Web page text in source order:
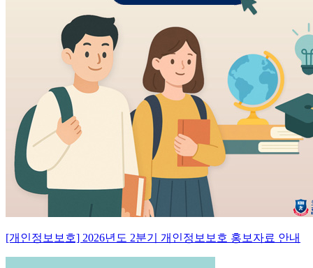
[개인정보보호] 2026년도 2분기 개인정보보호 홍보자료 안내